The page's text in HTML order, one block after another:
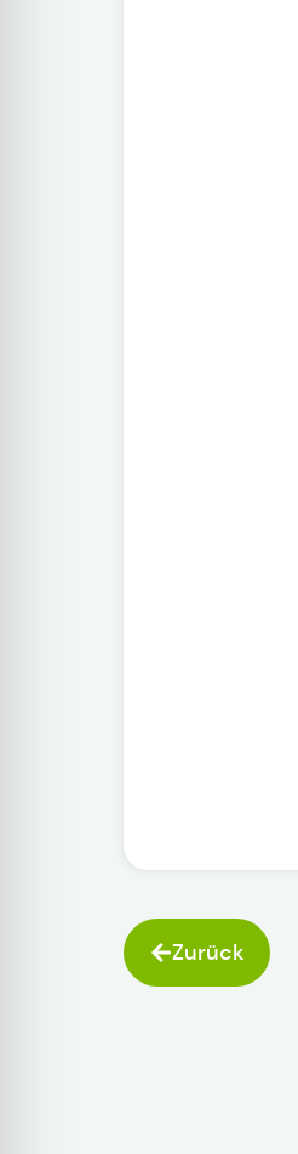
Zurück